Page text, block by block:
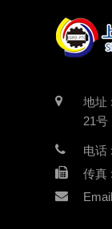
地址
21号
电话
传真